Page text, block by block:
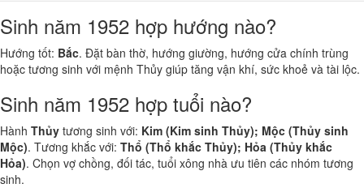
Sinh năm 1952 hợp hướng nào?
Hướng tốt: Bắc. Đặt bàn thờ, hướng giường, hướng cửa chính trùng
hoặc tương sinh với mệnh Thủy giúp tăng vận khí, sức khoẻ và tài lộc.
Sinh năm 1952 hợp tuổi nào?
Hành Thủy tương sinh với: Kim (Kim sinh Thủy); Mộc (Thủy sinh
Mộc). Tương khắc với: Thổ (Thổ khắc Thủy); Hỏa (Thủy khắc
Hỏa). Chọn vợ chồng, đối tác, tuổi xông nhà ưu tiên các nhóm tương
sinh.